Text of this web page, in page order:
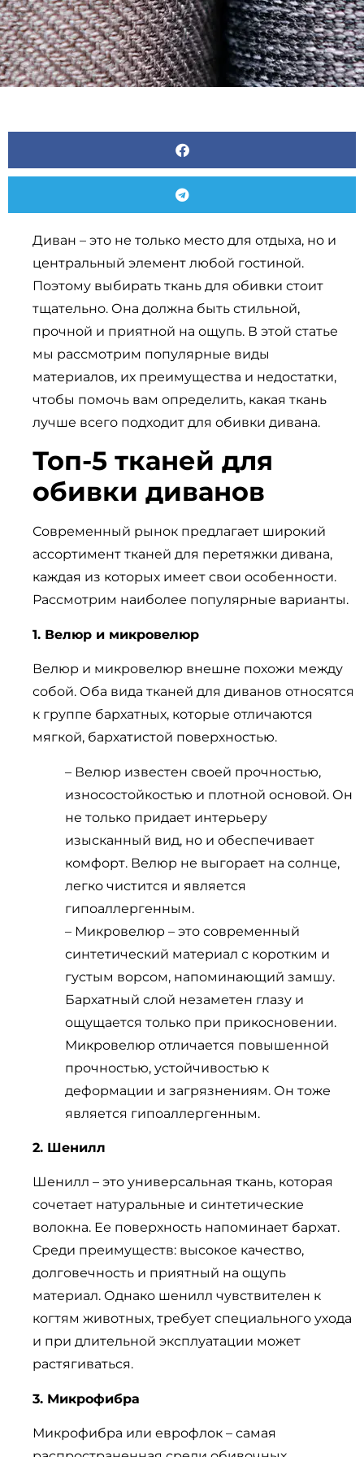
Диван – это не только место для отдыха, но и
центральный элемент любой гостиной.
Поэтому выбирать ткань для обивки стоит
тщательно. Она должна быть стильной,
прочной и приятной на ощупь. В этой статье
мы рассмотрим популярные виды
материалов, их преимущества и недостатки,
чтобы помочь вам определить, какая ткань
лучше всего подходит для обивки дивана.
Топ-5 тканей для
обивки диванов
Современный рынок предлагает широкий
ассортимент тканей для перетяжки дивана,
каждая из которых имеет свои особенности.
Рассмотрим наиболее популярные варианты.
1. Велюр и микровелюр
Велюр и микровелюр внешне похожи между
собой. Оба вида тканей для диванов относятся
к группе бархатных, которые отличаются
мягкой, бархатистой поверхностью.
– Велюр известен своей прочностью,
износостойкостью и плотной основой. Он
не только придает интерьеру
изысканный вид, но и обеспечивает
комфорт. Велюр не выгорает на солнце,
легко чистится и является
гипоаллергенным.
– Микровелюр – это современный
синтетический материал с коротким и
густым ворсом, напоминающий замшу.
Бархатный слой незаметен глазу и
ощущается только при прикосновении.
Микровелюр отличается повышенной
прочностью, устойчивостью к
деформации и загрязнениям. Он тоже
является гипоаллергенным.
2. Шенилл
Шенилл – это универсальная ткань, которая
сочетает натуральные и синтетические
волокна. Ее поверхность напоминает бархат.
Среди преимуществ: высокое качество,
долговечность и приятный на ощупь
материал. Однако шенилл чувствителен к
когтям животных, требует специального ухода
и при длительной эксплуатации может
растягиваться.
3. Микрофибра
Микрофибра или еврофлок – самая